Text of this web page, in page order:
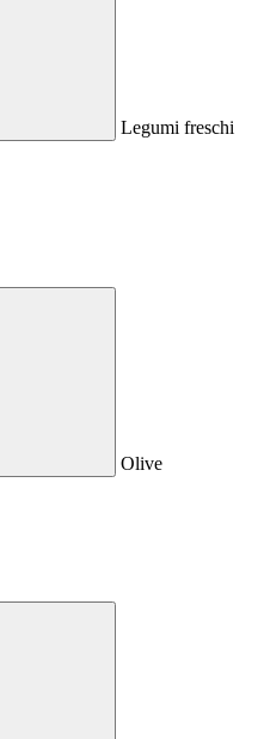
Legumi freschi
Olive